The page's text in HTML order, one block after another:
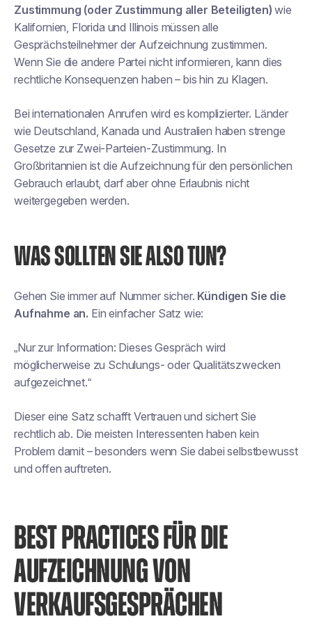
Zustimmung (oder Zustimmung aller Beteiligten) wie
Kalifornien, Florida und Illinois müssen alle
Gesprächsteilnehmer der Aufzeichnung zustimmen.
Wenn Sie die andere Partei nicht informieren, kann dies
rechtliche Konsequenzen haben – bis hin zu Klagen.
Bei internationalen Anrufen wird es komplizierter. Länder
wie Deutschland, Kanada und Australien haben strenge
Gesetze zur Zwei-Parteien-Zustimmung. In
Großbritannien ist die Aufzeichnung für den persönlichen
Gebrauch erlaubt, darf aber ohne Erlaubnis nicht
weitergegeben werden.
WAS SOLLTEN SIE ALSO TUN?
Gehen Sie immer auf Nummer sicher. Kündigen Sie die
Aufnahme an. Ein einfacher Satz wie:
„Nur zur Information: Dieses Gespräch wird
möglicherweise zu Schulungs- oder Qualitätszwecken
aufgezeichnet.“
Dieser eine Satz schafft Vertrauen und sichert Sie
rechtlich ab. Die meisten Interessenten haben kein
Problem damit – besonders wenn Sie dabei selbstbewusst
und offen auftreten.
BEST PRACTICES FÜR DIE
AUFZEICHNUNG VON
VERKAUFSGESPRÄCHEN